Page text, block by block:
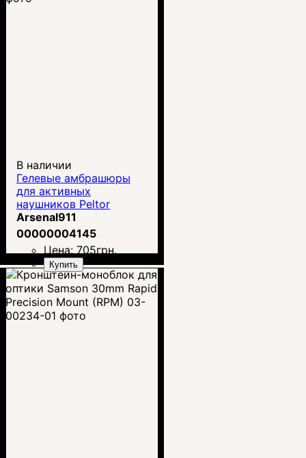
В наличии
Гелевые амбрашюры
для активных
наушников Peltor
Arsenal911
00000004145
Цена: 705грн.
Купить